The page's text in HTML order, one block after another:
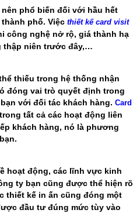
phổ biến đối với hầu hết
phố. Việc thiết kế card visit
công nghệ nở rộ, giá thành hạ
thập niên trước đây,…
thiếu trong hệ thống nhận
đóng vai trò quyết định trong
với đối tác khách hàng. Card
tất cả các hoạt động liên
khách hàng, nó là phương
hoạt động, các lĩnh vực kinh
ty bạn cũng được thể hiện rõ
thiết kế in ấn cũng đóng một
đầu tư đúng mức tùy vào